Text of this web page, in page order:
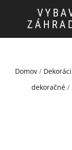
Domov/
dekoračné/